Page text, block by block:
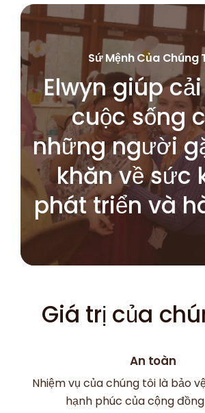
Sứ Mệnh Của Chúng
Elwyn giúp
cuộc sống
những người
khăn về sức
phát triển và
Giá trị của
An toàn
Nhiệm vụ của chúng tôi là bảo
hạnh phúc của cộng đồng